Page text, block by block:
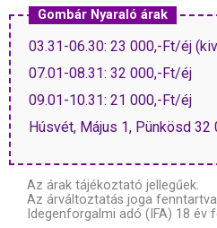
Gombár Nyaraló árak
03.31-06.30: 23 000,-Ft/éj
07.01-08.31: 32 000,-Ft/éj
09.01-10.31: 21 000,-Ft/éj
Húsvét, Május 1, Pünkösd
Az árak tájékoztató jellegűek.
Az árváltoztatás joga
Idegenforgalmi adó (IFA) 18 év